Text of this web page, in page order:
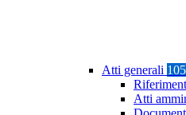
Atti generali 105
Atti